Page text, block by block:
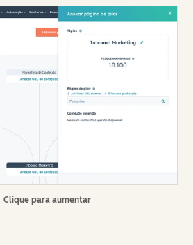
Clique para aumentar